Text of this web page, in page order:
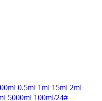
0.5ml 1ml 15ml 2ml
5000ml 100ml/24#